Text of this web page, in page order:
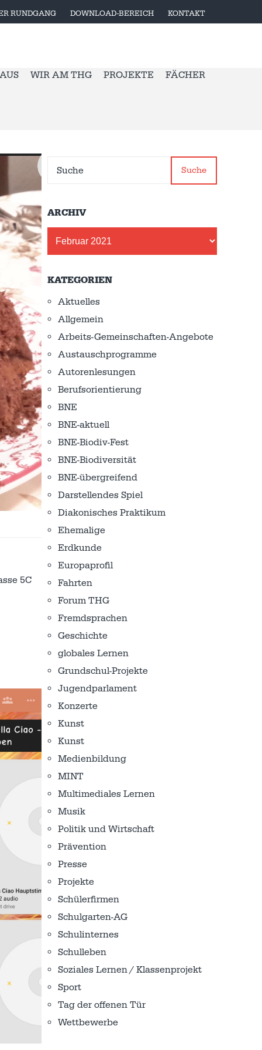
RUNDGANG DOWNLOAD-BEREICH KONTAKT
WIR AM THG PROJEKTE FÄCHER
5C
Suche
ARCHIV
KATEGORIEN
Aktuelles
Allgemein
Arbeits-Gemeinschaften-Angebote
Austausch­programme
Autorenlesungen
Berufsorientierung
BNE
BNE-aktuell
BNE-Biodiv-Fest
BNE-Biodiversität
BNE-übergreifend
Darstellendes Spiel
Diakonisches Praktikum
Ehemalige
Erdkunde
Europaprofil
Fahrten
Forum THG
Fremdsprachen
Geschichte
globales Lernen
Grundschul-Projekte
Jugendparlament
Konzerte
Kunst
Kunst
Medienbildung
MINT
Multimediales Lernen
Musik
Politik und Wirtschaft
Prävention
Presse
Projekte
Schülerfirmen
Schulgarten-AG
Schulinternes
Schulleben
Soziales Lernen / Klassenprojekt
Sport
Tag der offenen Tür
Wettbewerbe